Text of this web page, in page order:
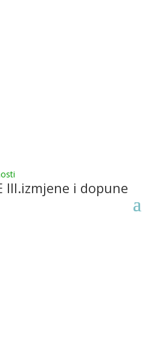
III.izmjene i dopune